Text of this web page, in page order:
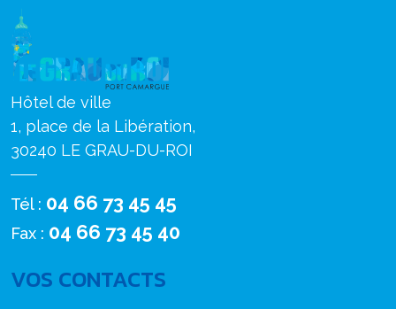
Hôtel de ville
1, place de la Libération,
30240 LE GRAU-DU-ROI
Tél : 04 66 73 45 45
Fax : 04 66 73 45 40
VOS CONTACTS